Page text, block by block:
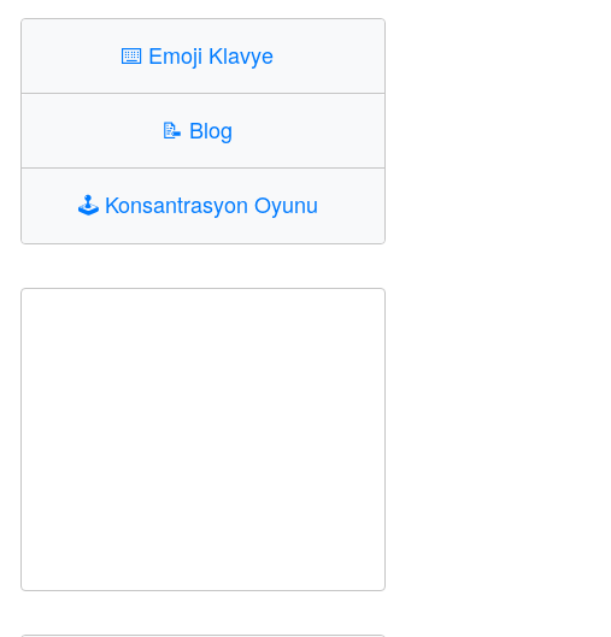
⌨️ Emoji Klavye
📝 Blog
🕹️ Konsantrasyon Oyunu